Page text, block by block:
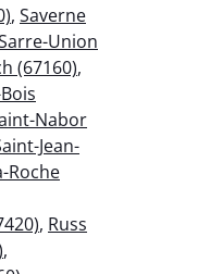
, Saverne
Union
(67160),
Nabor
Jean-
Roche
, Russ
,